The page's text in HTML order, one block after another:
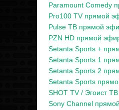
Paramount Comedy
Pro100 TV прямой
Pulse ТВ прямой
PZN HD прямой
Setanta Sports +
Setanta Sports 1
Setanta Sports 2
Setanta Sports
SHOT TV / Эгоист
Sony Channel